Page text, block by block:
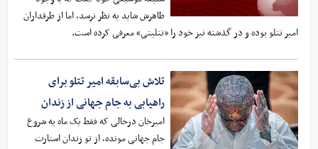
ظاهرش شاید به نظر نرسد، اما از طرفداران
امیر تتلو بوده و در گذشته نیز خود را «تتلیتی» معرفی کرده است.
تلاش بی‌سابقه امیر تتلو برای
راهیابی به جام جهانی از زندان
امیرخان درحالی که فقط یک ماه به شروع
جام جهانی مونده، از تو زندان استارت